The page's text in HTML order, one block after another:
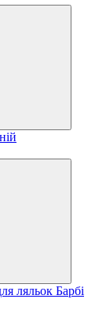
ляльок Барбі